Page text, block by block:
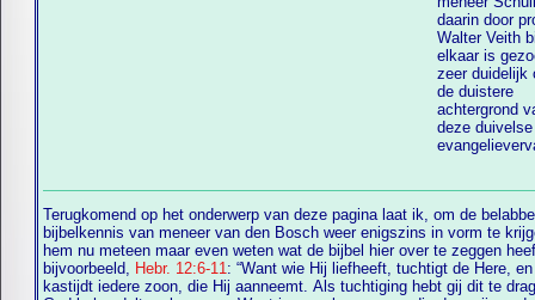
daarin door
Walter Veith
elkaar is
zeer duidelijk
de duistere
achtergrond van
deze duivelse
Terugkomend op het onderwerp van deze pagina laat ik, om de
bijbelkennis van meneer van den Bosch weer enigszins in vorm te krijgen,
hem nu meteen maar even weten wat de bijbel hier over te zeggen
bijvoorbeeld,
Hebr. 12:6-11 : “Want wie Hij liefheeft, tuchtigt de Here,
kastijdt iedere zoon, die Hij aanneemt. Als tuchtiging hebt gij dit te dragen: